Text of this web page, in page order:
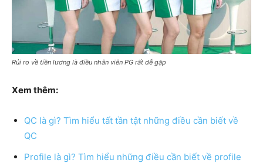
Rủi ro về tiền lương là điều nhân viên PG rất dễ gặp
Xem thêm:
QC là gì? Tìm hiểu tất tần tật những điều cần biết về
QC
Profile là gì? Tìm hiểu những điều cần biết về profile